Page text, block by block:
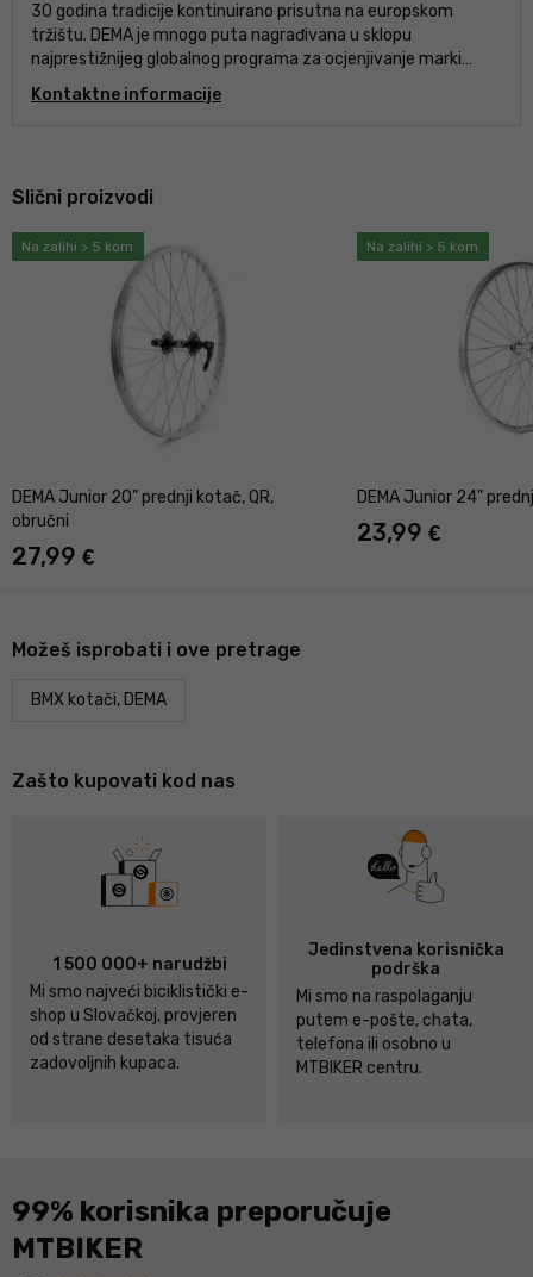
30 godina tradicije kontinuirano prisutna na europskom
tržištu. DEMA je mnogo puta nagrađivana u sklopu
najprestižnijeg globalnog programa za ocjenjivanje marki
Superbrands Award. DEMA nudi širok portfelj bicikala, od
električnih bicikala, preko MTB, cross i gradskih bicikala, do
Kontaktne informacije
Slični proizvodi
Na zalihi > 5 kom
DEMA Junior 20" prednji kotač, QR,
obručni
27,99 €
Na zalihi > 5 kom
DEMA Junior 24"
23,99 €
Možeš isprobati i ove pretrage
BMX kotači, DEMA
Zašto kupovati kod nas
1 500 000+ narudžbi
Mi smo najveći biciklistički e-
shop u Slovačkoj, provjeren
od strane desetaka tisuća
zadovoljnih kupaca.
Jedinstvena korisnička
podrška
Mi smo na raspolaganju
putem e-pošte, chata,
telefona ili osobno u
MTBIKER centru.
99% korisnika preporučuje
MTBIKER